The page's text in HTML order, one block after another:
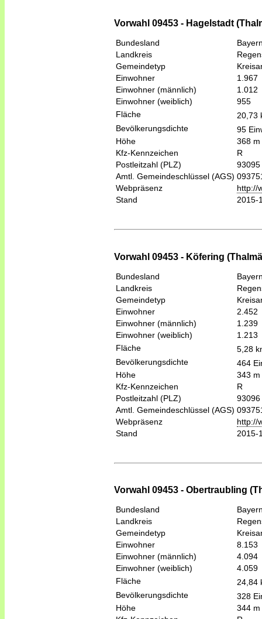
Vorwahl 09453 - Hagelstadt
Bundesland
Landkreis
Gemeindetyp
Einwohner
1.967
Einwohner (männlich)
1.012
Einwohner (weiblich)
955
Fläche
20,73
Bevölkerungsdichte
95
Höhe
368 m
Kfz-Kennzeichen
R
Postleitzahl (PLZ)
93095
Amtl. Gemeindeschlüssel (AGS)
Webpräsenz
http://
Stand
2015-
Vorwahl 09453 - Köfering
Bundesland
Landkreis
Gemeindetyp
Einwohner
2.452
Einwohner (männlich)
1.239
Einwohner (weiblich)
1.213
Fläche
5,28
Bevölkerungsdichte
464
Höhe
343 m
Kfz-Kennzeichen
R
Postleitzahl (PLZ)
93096
Amtl. Gemeindeschlüssel (AGS)
Webpräsenz
http://
Stand
2015-
Vorwahl 09453 - Obertraubling
Bundesland
Landkreis
Gemeindetyp
Einwohner
8.153
Einwohner (männlich)
4.094
Einwohner (weiblich)
4.059
Fläche
24,84
Bevölkerungsdichte
328
Höhe
344 m